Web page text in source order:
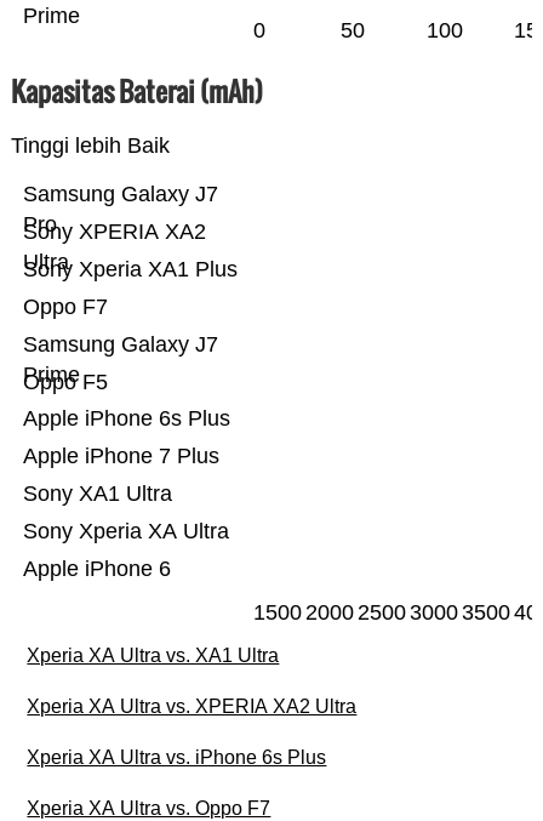
Prime
0 50 100
Kapasitas Baterai (mAh)
Tinggi lebih Baik
Apple iPhone 6
Sony Xperia XA Ultra
Sony XA1 Ultra
Apple iPhone 7 Plus
Apple iPhone 6s Plus
Oppo F5
Samsung Galaxy J7
Prime
Oppo F7
Sony Xperia XA1 Plus
Sony XPERIA XA2
Ultra
Samsung Galaxy J7
Pro
15002000250030003500
Xperia XA Ultra vs. XA1 Ultra
Xperia XA Ultra vs. XPERIA XA2 Ultra
Xperia XA Ultra vs. iPhone 6s Plus
Xperia XA Ultra vs. Oppo F7